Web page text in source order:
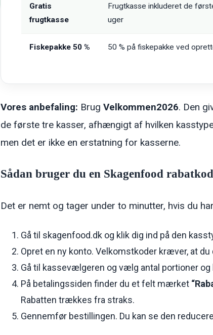
Gratis
frugtkasse
Frugtkasse inkluderet de
uger
Fiskepakke 50 % 50 % på fiskepakke ved
Vores anbefaling: Brug Velkommen2026. Den
de første tre kasser, afhængigt af hvilken
men det er ikke en erstatning for kasserne.
Sådan bruger du en Skagenfood
Det er nemt og tager under to minutter, hvis du
Gå til skagenfood.dk og klik dig ind på den
Opret en ny konto. Velkomstkoder kræver, at
Gå til kassevælgeren og vælg antal portioner
På betalingssiden finder du et felt mærket
Rabatten trækkes fra straks.
Gennemfør bestillingen. Du kan se den